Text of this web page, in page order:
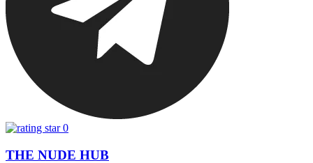
0
THE NUDE HUB